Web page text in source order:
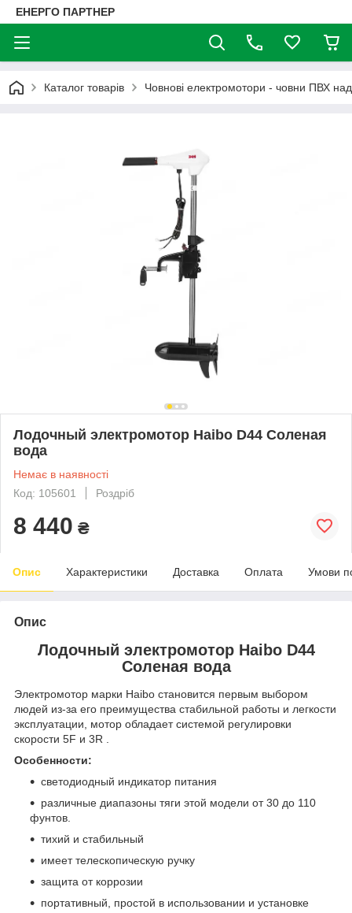
ЕНЕРГО ПАРТНЕР
Каталог товарів Човнові електромотори - човни ПВХ
Лодочный электромотор Haibo D44 Соленая
вода
Немає в наявності
Код: 105601
Роздріб
8 440 ₴
Опис Характеристики Доставка Оплата Умови
Опис
Лодочный электромотор Haibo D44
Соленая вода
Электромотор марки Haibo становится первым выбором
людей из-за его преимущества стабильной работы и легкости
эксплуатации, мотор обладает системой регулировки
скорости 5F и 3R .
Особенности:
светодиодный индикатор питания
различные диапазоны тяги этой модели от 30 до 110
фунтов.
тихий и стабильный
имеет телескопическую ручку
защита от коррозии
портативный, простой в использовании и установке